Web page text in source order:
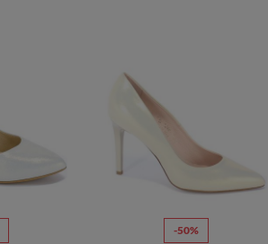
-50%